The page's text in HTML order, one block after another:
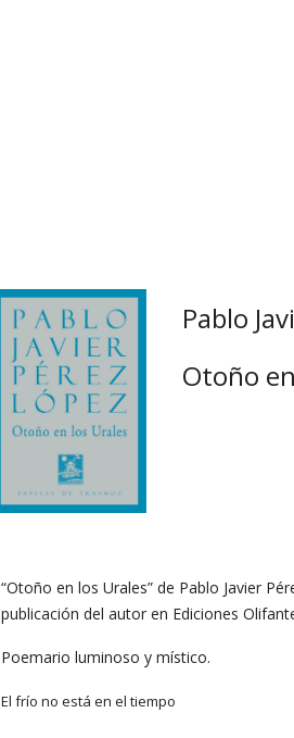
Pablo
Otoño
“Otoño en los Urales” de Pablo Javier
publicación del autor en Ediciones
Poemario luminoso y místico.
El frío no está en el tiempo